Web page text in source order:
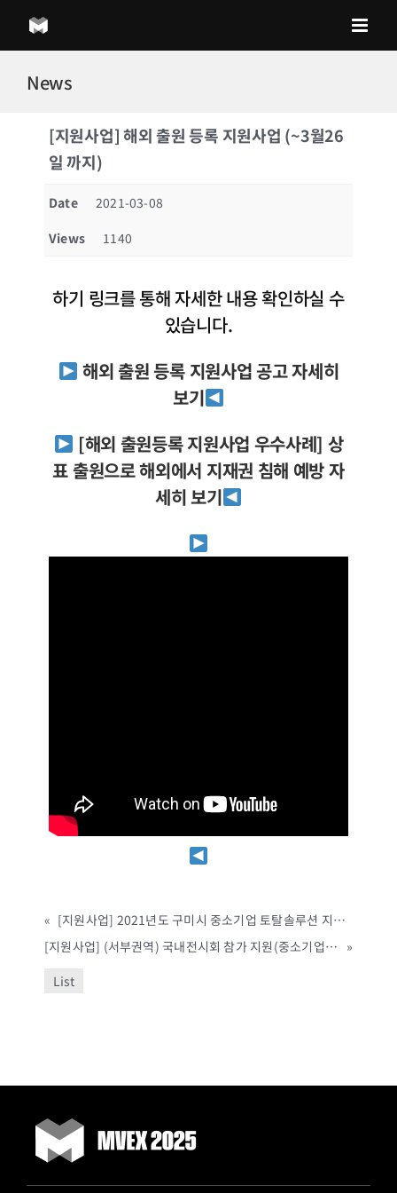
content
News
[지원사업] 해외 출원 등록 지원사업 (~3월26
일 까지)
Date
2021-03-08
Views
1140
하기 링크를 통해 자세한 내용 확인하실 수
있습니다.
해외 출원 등록 지원사업 공고 자세히
보기
[해외 출원등록 지원사업 우수사례] 상
표 출원으로 해외에서 지재권 침해 예방 자
세히 보기
«
[지원사업] 2021년도 구미시 중소기업 토탈솔루션 지원사업 (구미시, ~3/26까지)
[지원사업] (서부권역) 국내전시회 참가 지원(중소기업 개발생산판로 맞춤형 지원사업) (경기도경제과학진흥원, ~3/24까지) (시흥, 광명, 부천, 김포) »
List